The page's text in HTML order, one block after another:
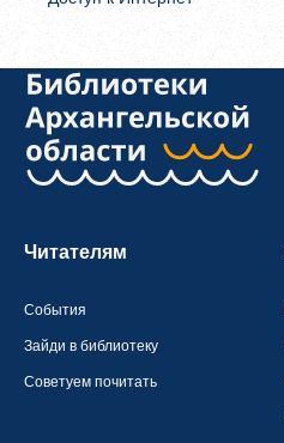
Читателям
События
Зайди в библиотеку
Советуем почитать